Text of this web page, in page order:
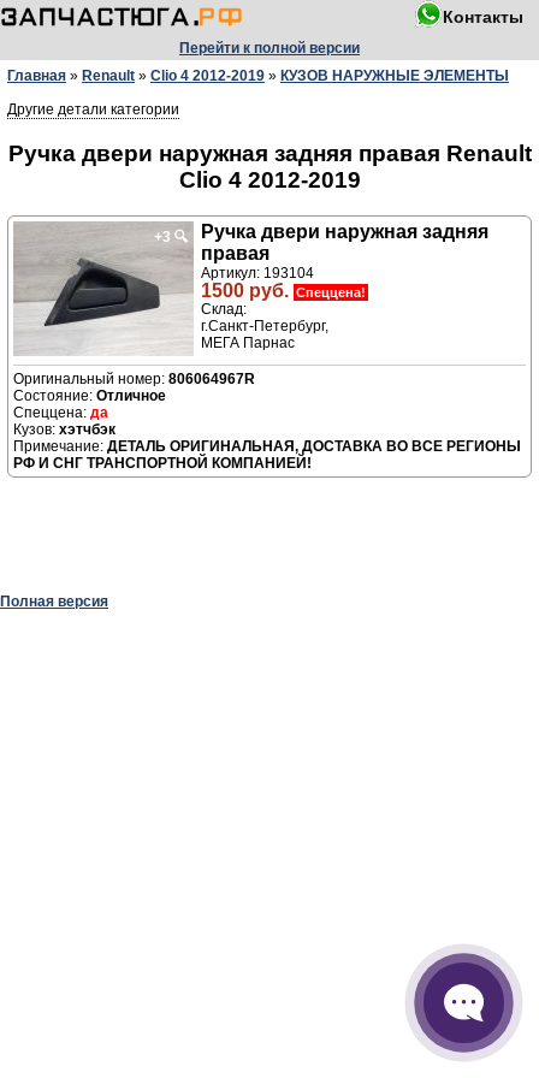
Контакты
Перейти к полной версии
Главная » Renault » Clio 4 2012-2019 » КУЗОВ НАРУЖНЫЕ ЭЛЕМЕНТЫ
Другие детали категории
Ручка двери нaружная задняя правая Renault
Clio 4 2012-2019
+3 🔍
Ручка двери нaружная задняя
правая
Артикул: 193104
1500 руб. Спеццена!
Склад:
г.Санкт-Петербург,
МЕГА Парнас
806064967R
Отличное
да
хэтчбэк
ДЕТАЛЬ ОРИГИНАЛЬНАЯ, ДОСТАВКА ВО ВСЕ РЕГИОНЫ
РФ И СНГ ТРАНСПОРТНОЙ КОМПАНИЕЙ!
Полная версия